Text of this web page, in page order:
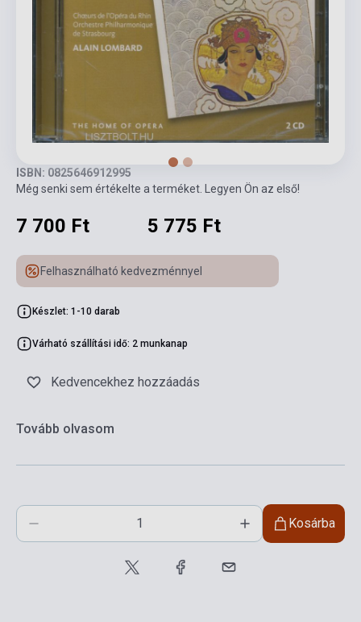
ISBN: 0825646912995
Még senki sem értékelte a terméket. Legyen Ön az első!
7 700 Ft 5 775 Ft
Felhasználható kedvezménnyel
Készlet: 1-10 darab
Várható szállítási idő: 2 munkanap
Kedvencekhez hozzáadás
Tovább olvasom
Kosárba